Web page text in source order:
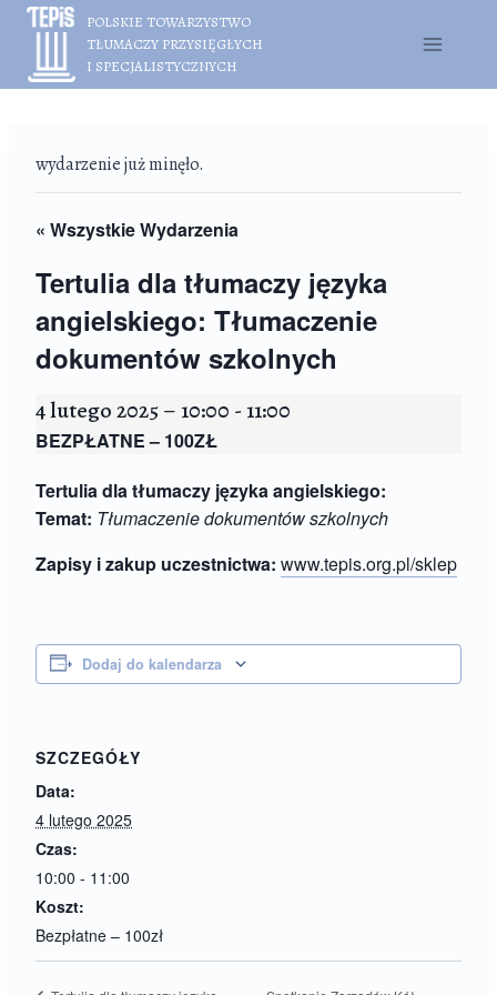
Przejdź
treści
POLSKIE TOWARZYSTWO
TŁUMACZY PRZYSIĘGŁYCH
I SPECJALISTYCZNYCH
wydarzenie już minęło.
« Wszystkie Wydarzenia
Tertulia dla tłumaczy języka
angielskiego: Tłumaczenie
dokumentów szkolnych
4 lutego 2025 – 10:00 -11:00
BEZPŁATNE – 100ZŁ
Tertulia dla tłumaczy języka angielskiego:
Temat: Tłumaczenie dokumentów szkolnych
Zapisy i zakup uczestnictwa: www.tepis.org.pl/sklep
Dodaj do kalendarza
SZCZEGÓŁY
Data:
4 lutego 2025
Czas:
10:00 - 11:00
Koszt:
Bezpłatne – 100zł